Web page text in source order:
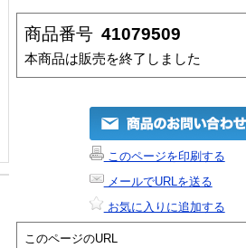
商品番号 41079509
本商品は販売を終了しました
このページを印刷する
メールでURLを送る
お気に入りに追加する
このページのURL